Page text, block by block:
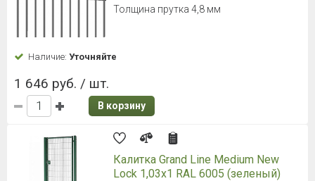
Толщина прутка 4,8 мм
Наличие: Уточняйте
1 646 руб. / шт.
В корзину
Калитка Grand Line Medium New
Lock 1,03x1 RAL 6005 (зеленый)